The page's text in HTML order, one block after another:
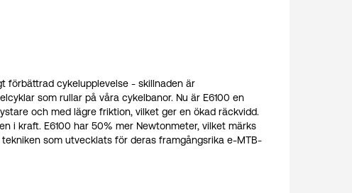
förbättrad cykelupplevelse - skillnaden är
som rullar på våra cykelbanor. Nu är E6100 en
och med lägre friktion, vilket ger en ökad räckvidd.
i kraft. E6100 har 50% mer Newtonmeter, vilket märks
som utvecklats för deras framgångsrika e-MTB-